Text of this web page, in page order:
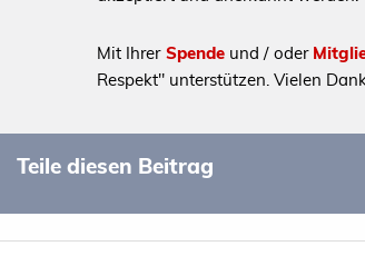
Mit Ihrer Spendeund / oder
Respekt" unterstützen. Vielen
Teile diesen Beitrag